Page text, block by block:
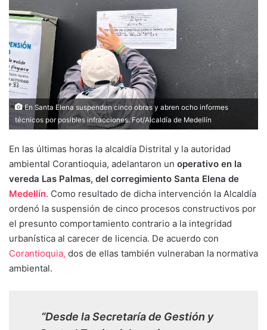
En Santa Elena suspenden cinco obras y abren ocho informes
técnicos por posibles infracciones. Fot/Alcaldía de Medellín
En las últimas horas la alcaldía Distrital y la autoridad
ambiental Corantioquia, adelantaron un operativo en la
vereda Las Palmas, del corregimiento Santa Elena de
Medellín. Como resultado de dicha intervención la Alcaldía
ordenó la suspensión de cinco procesos constructivos por
el presunto comportamiento contrario a la integridad
urbanística al carecer de licencia. De acuerdo con
Corantioquia, dos de ellas también vulneraban la normativa
ambiental.
“Desde la Secretaría de Gestión y